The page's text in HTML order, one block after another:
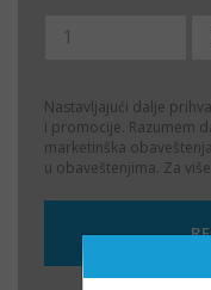
Nastavljajući dalje
i promocije. Razumem
marketinška
u obaveštenjima. Za